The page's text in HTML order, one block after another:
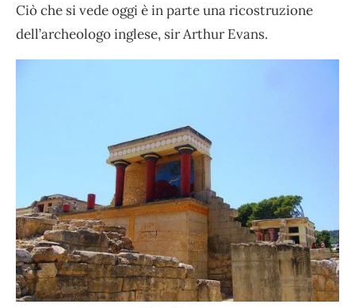
Ciò che si vede oggi è in parte una ricostruzione
dell’archeologo inglese, sir Arthur Evans.